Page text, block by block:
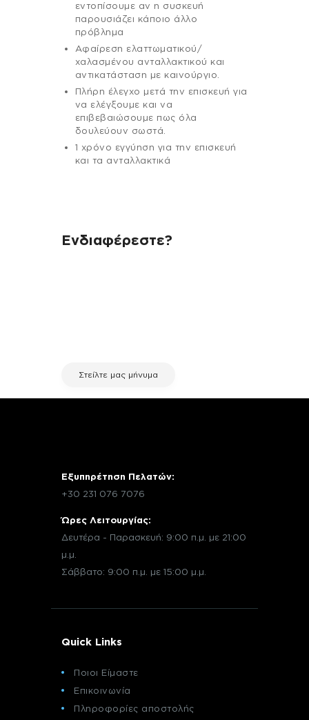
εντοπίσουμε αν η συσκευή
παρουσιάζει κάποιο άλλο
πρόβλημα
Αφαίρεση ελαττωματικού/
χαλασμένου ανταλλακτικού και
αντικατάσταση με καινούργιο.
Πλήρη έλεγχο μετά την επισκευή για
να ελέγξουμε και να
επιβεβαιώσουμε πως όλα
δουλεύουν σωστά.
1 χρόνο εγγύηση για την επισκευή
και τα ανταλλακτικά
Ενδιαφέρεστε?
Στείλτε μας μήνυμα
Εξυπηρέτηση Πελατών:
+30 231 076 7076
Ώρες Λειτουργίας:
Δευτέρα - Παρασκευή: 9:00 π.μ. με 21:00
μ.μ.
Σάββατο: 9:00 π.μ. με 15:00 μ.μ.
Quick Links
Ποιοι Είμαστε
Επικοινωνία
Πληροφορίες αποστολής